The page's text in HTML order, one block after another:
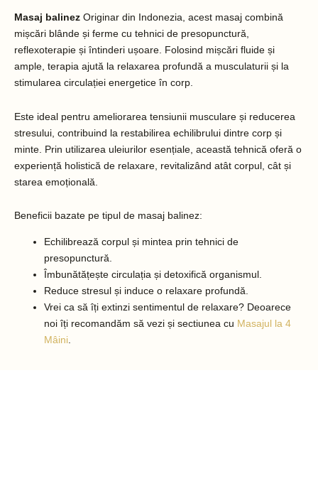
Masaj balinez Originar din Indonezia, acest masaj combină
mișcări blânde și ferme cu tehnici de presopunctură,
reflexoterapie și întinderi ușoare. Folosind mișcări fluide și
ample, terapia ajută la relaxarea profundă a musculaturii și la
stimularea circulației energetice în corp.
Este ideal pentru ameliorarea tensiunii musculare și reducerea
stresului, contribuind la restabilirea echilibrului dintre corp și
minte. Prin utilizarea uleiurilor esențiale, această tehnică oferă o
experiență holistică de relaxare, revitalizând atât corpul, cât și
starea emoțională.
Beneficii bazate pe tipul de masaj balinez:
Echilibrează corpul și mintea prin tehnici de
presopunctură.
Îmbunătățește circulația și detoxifică organismul.
Reduce stresul și induce o relaxare profundă.
Vrei ca să îți extinzi sentimentul de relaxare? Deoarece
noi îți recomandăm să vezi și sectiunea cu Masajul la 4
Mâini.